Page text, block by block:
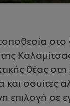
θέας
και σουίτες
επιλογή σε